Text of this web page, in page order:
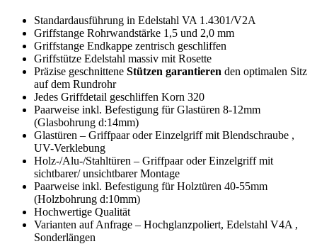
Standardausführung in Edelstahl VA 1.4301/V2A
Griffstange Rohrwandstärke 1,5 und 2,0 mm
Griffstange Endkappe zentrisch geschliffen
Griffstütze Edelstahl massiv mit Rosette
Präzise geschnittene Stützen garantieren den optimalen Sitz
auf dem Rundrohr
Jedes Griffdetail geschliffen Korn 320
Paarweise inkl. Befestigung für Glastüren 8-12mm
(Glasbohrung d:14mm)
Glastüren – Griffpaar oder Einzelgriff mit Blendschraube ,
UV-Verklebung
Holz-/Alu-/Stahltüren – Griffpaar oder Einzelgriff mit
sichtbarer/ unsichtbarer Montage
Paarweise inkl. Befestigung für Holztüren 40-55mm
(Holzbohrung d:10mm)
Hochwertige Qualität
Varianten auf Anfrage – Hochglanzpoliert, Edelstahl V4A ,
Sonderlängen